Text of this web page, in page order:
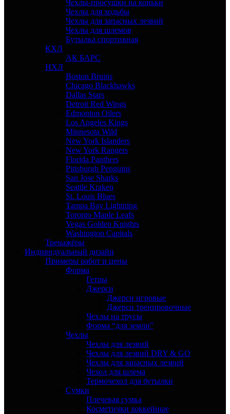
Чехлы-просушки на коньки
Чехлы для ходьбы
Чехлы для запасных лезвий
Чехлы для шлемов
Бутылка спортивная
КХЛ
АК БАРС
НХЛ
Boston Bruins
Chicago Blackhawks
Dallas Stars
Detroit Red Wings
Edmonton Oilers
Los Angeles Kings
Minnesota Wild
New York Islanders
New York Rangers
Florida Panthers
Pittsburgh Penguins
San Jose Sharks
Seattle Kraken
St. Louis Blues
Tampa Bay Lightning
Toronto Maple Leafs
Vegas Golden Knights
Washington Capitals
Тренажёры
Индивидуальный дизайн
Примеры работ и цены
Форма
Гетры
Джерси
Джерси игровые
Джерси тренировочные
Чехлы на трусы
Форма “для земли”
Чехлы
Чехлы для лезвий
Чехлы для лезвий DRY & GO
Чехлы для запасных лезвий
Чехол для шлема
Термочехол для бутылки
Сумки
Плечевая сумка
Косметички хоккейные